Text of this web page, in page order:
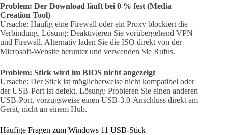
Problem: Der Download läuft bei 0 % fest (Media
Creation Tool)
Ursache: Häufig eine Firewall oder ein Proxy blockiert die
Verbindung. Lösung: Deaktivieren Sie vorübergehend VPN
und Firewall. Alternativ laden Sie die ISO direkt von der
Microsoft-Website herunter und verwenden Sie Rufus.
Problem: Stick wird im BIOS nicht angezeigt
Ursache: Der Stick ist möglicherweise nicht kompatibel oder
der USB-Port ist defekt. Lösung: Probieren Sie einen anderen
USB-Port, vorzugsweise einen USB-3.0-Anschluss direkt am
Gerät, nicht an einem Hub.
Häufige Fragen zum Windows 11 USB-Stick